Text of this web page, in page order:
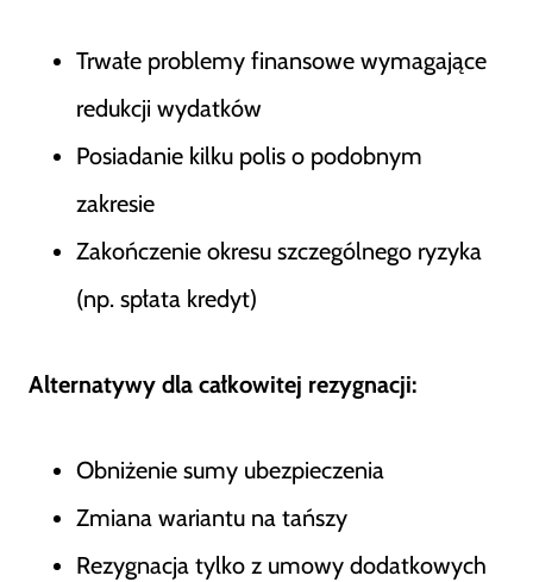
Trwałe problemy finansowe wymagające
redukcji wydatków
Posiadanie kilku polis o podobnym
zakresie
Zakończenie okresu szczególnego ryzyka
(np. spłata kredyt)
Alternatywy dla całkowitej rezygnacji:
Obniżenie sumy ubezpieczenia
Zmiana wariantu na tańszy
Rezygnacja tylko z umowy dodatkowych